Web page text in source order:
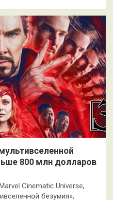
800 млн долларов
Cinematic Universe,
безумия»,